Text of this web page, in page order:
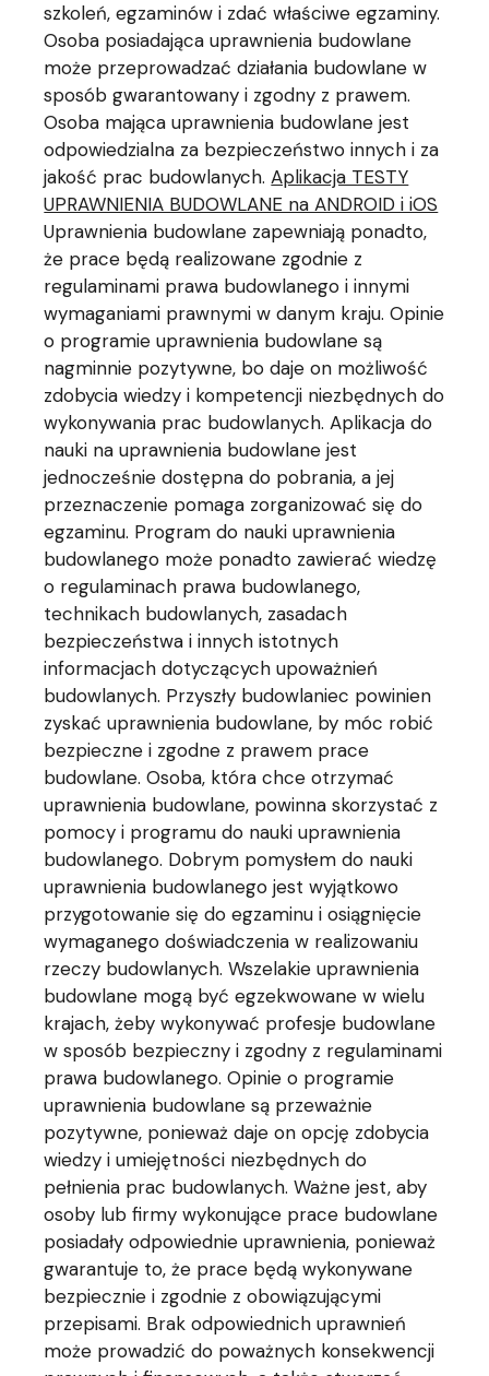
szkoleń, egzaminów i zdać właściwe egzaminy.
Osoba posiadająca uprawnienia budowlane
może przeprowadzać działania budowlane w
sposób gwarantowany i zgodny z prawem.
Osoba mająca uprawnienia budowlane jest
odpowiedzialna za bezpieczeństwo innych i za
jakość prac budowlanych.Aplikacja TESTY
UPRAWNIENIA BUDOWLANE na ANDROID i iOS
Uprawnienia budowlane zapewniają ponadto,
że prace będą realizowane zgodnie z
regulaminami prawa budowlanego i innymi
wymaganiami prawnymi w danym kraju. Opinie
o programie uprawnienia budowlane są
nagminnie pozytywne, bo daje on możliwość
zdobycia wiedzy i kompetencji niezbędnych do
wykonywania prac budowlanych. Aplikacja do
nauki na uprawnienia budowlane jest
jednocześnie dostępna do pobrania, a jej
przeznaczenie pomaga zorganizować się do
egzaminu. Program do nauki uprawnienia
budowlanego może ponadto zawierać wiedzę
o regulaminach prawa budowlanego,
technikach budowlanych, zasadach
bezpieczeństwa i innych istotnych
informacjach dotyczących upoważnień
budowlanych. Przyszły budowlaniec powinien
zyskać uprawnienia budowlane, by móc robić
bezpieczne i zgodne z prawem prace
budowlane. Osoba, która chce otrzymać
uprawnienia budowlane, powinna skorzystać z
pomocy i programu do nauki uprawnienia
budowlanego. Dobrym pomysłem do nauki
uprawnienia budowlanego jest wyjątkowo
przygotowanie się do egzaminu i osiągnięcie
wymaganego doświadczenia w realizowaniu
rzeczy budowlanych. Wszelakie uprawnienia
budowlane mogą być egzekwowane w wielu
krajach, żeby wykonywać profesje budowlane
w sposób bezpieczny i zgodny z regulaminami
prawa budowlanego. Opinie o programie
uprawnienia budowlane są przeważnie
pozytywne, ponieważ daje on opcję zdobycia
wiedzy i umiejętności niezbędnych do
pełnienia prac budowlanych. Ważne jest, aby
osoby lub firmy wykonujące prace budowlane
posiadały odpowiednie uprawnienia, ponieważ
gwarantuje to, że prace będą wykonywane
bezpiecznie i zgodnie z obowiązującymi
przepisami. Brak odpowiednich uprawnień
może prowadzić do poważnych konsekwencji